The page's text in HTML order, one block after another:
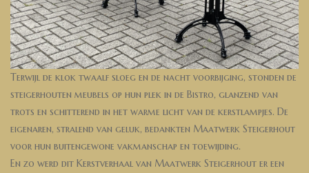
Terwijl de klok twaalf sloeg en de nacht voorbijging, stonden de
steigerhouten meubels op hun plek in de Bistro, glanzend van
trots en schitterend in het warme licht van de kerstlampjes. De
eigenaren, stralend van geluk, bedankten Maatwerk Steigerhout
voor hun buitengewone vakmanschap en toewijding.
En zo werd dit Kerstverhaal van Maatwerk Steigerhout er een